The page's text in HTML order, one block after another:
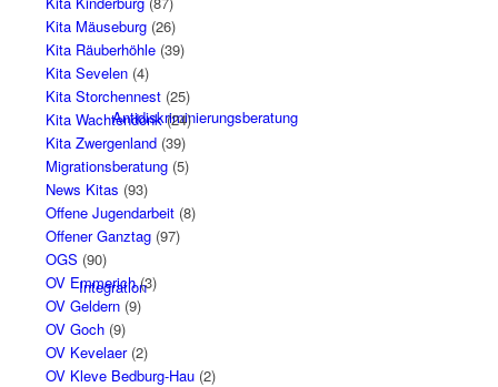
Antidiskriminierungsberatung
Integration
Kita Mäuseburg(26)
Kita Räuberhöhle(39)
Kita Sevelen(4)
Kita Storchennest(25)
Kita Wachtendonk(24)
Kita Zwergenland(39)
Migrationsberatung(5)
News Kitas (93)
Offene Jugendarbeit(8)
Offener Ganztag(97)
OGS (90)
OV Emmerich(3)
OV Geldern(9)
OV Goch(9)
OV Kevelaer(2)
OV Kleve Bedburg-Hau(2)